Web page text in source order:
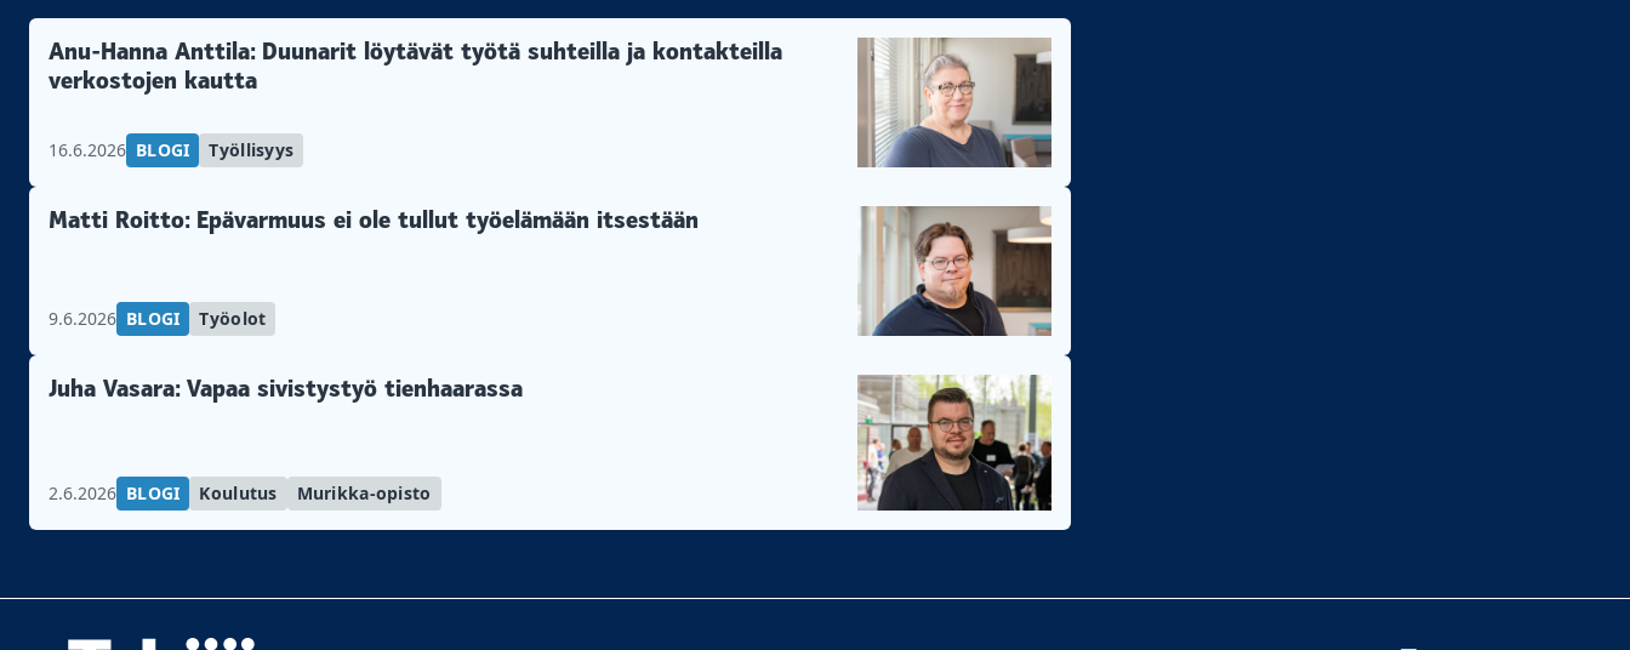
Anu-Hanna Anttila: Duunarit löytävät työtä suhteilla ja kontakteilla
verkostojen kautta
16.6.2026 BLOGI Työllisyys
Matti Roitto: Epävarmuus ei ole tullut työelämään itsestään
9.6.2026 BLOGI Työolot
Juha Vasara: Vapaa sivistystyö tienhaarassa
2.6.2026 BLOGI Koulutus Murikka-opisto